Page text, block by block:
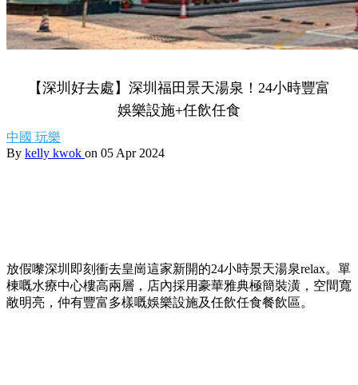
【深圳好去處】深圳福田景天湯泉！24小時豐富
娛樂設施+任飲任食
中國 玩樂
By kelly kwok on 05 Apr 2024
放假嚟深圳即刻衝去皇崗這家新開的24小時景天湯泉relax。單
棟嘅水療中心樓高兩層，店內採用豪華雅典極簡裝潢，空間寬
敞明亮，仲有豐富多樣嘅娛樂設施及任飲任食餐飲區。